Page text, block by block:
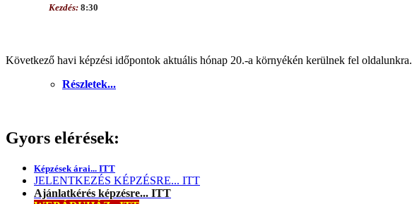
Kezdés: 8:30
Következő havi képzési időpontok aktuális hónap 20.-a környékén kerülnek fel oldalunkra.
Részletek...
Gyors elérések:
Képzések árai... ITT
JELENTKEZÉS KÉPZÉSRE... ITT
Ajánlatkérés képzésre... ITT